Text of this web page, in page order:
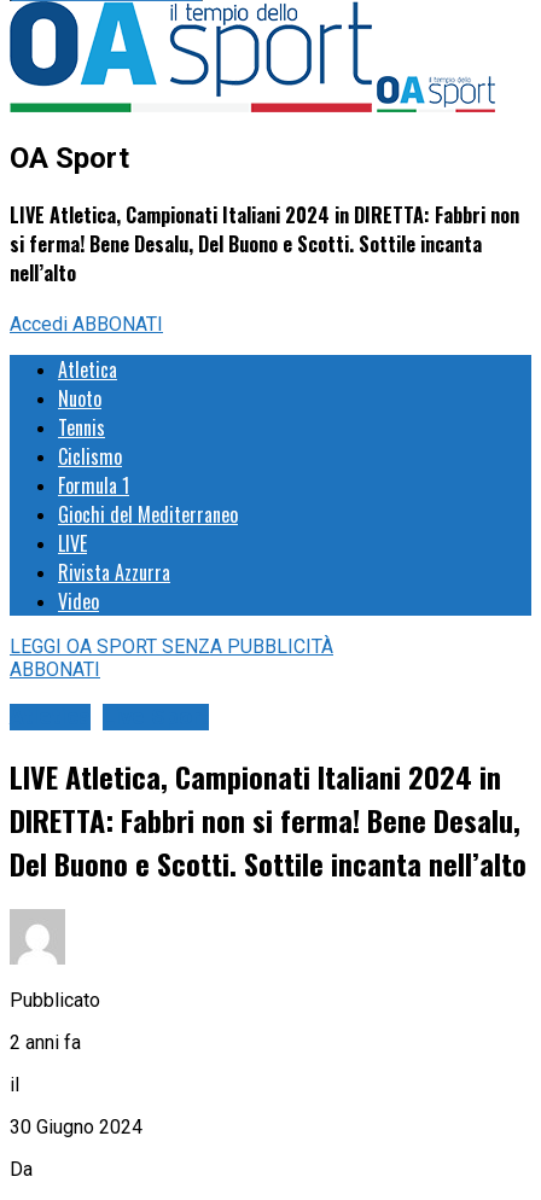
OA Sport
LIVE Atletica, Campionati Italiani 2024 in DIRETTA: Fabbri non
si ferma! Bene Desalu, Del Buono e Scotti. Sottile incanta
nell’alto
Accedi ABBONATI
Atletica
Nuoto
Tennis
Ciclismo
Formula 1
Giochi del Mediterraneo
LIVE
Rivista Azzurra
Video
LEGGI OA SPORT SENZA PUBBLICITÀ
ABBONATI
LIVE Atletica, Campionati Italiani 2024 in
DIRETTA: Fabbri non si ferma! Bene Desalu,
Del Buono e Scotti. Sottile incanta nell’alto
Pubblicato
2 anni fa
il
30 Giugno 2024
Da